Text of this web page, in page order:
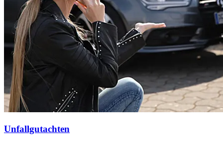
Unfallgutachten